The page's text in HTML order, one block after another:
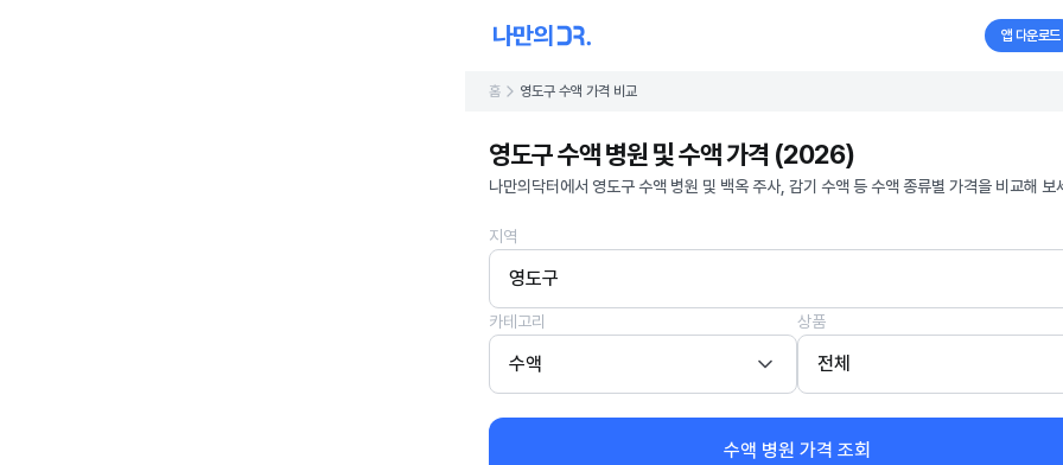
앱 다운로드
홈 영도구 수액 가격 비교
영도구 수액 병원 및 수액 가격 (2026)
나만의닥터에서 영도구 수액 병원 및 백옥 주사, 감기 수액 등 수액 종류별 가격을 비교해 보
지역
영도구
카테고리
수액
상품
전체
수액 병원 가격 조회